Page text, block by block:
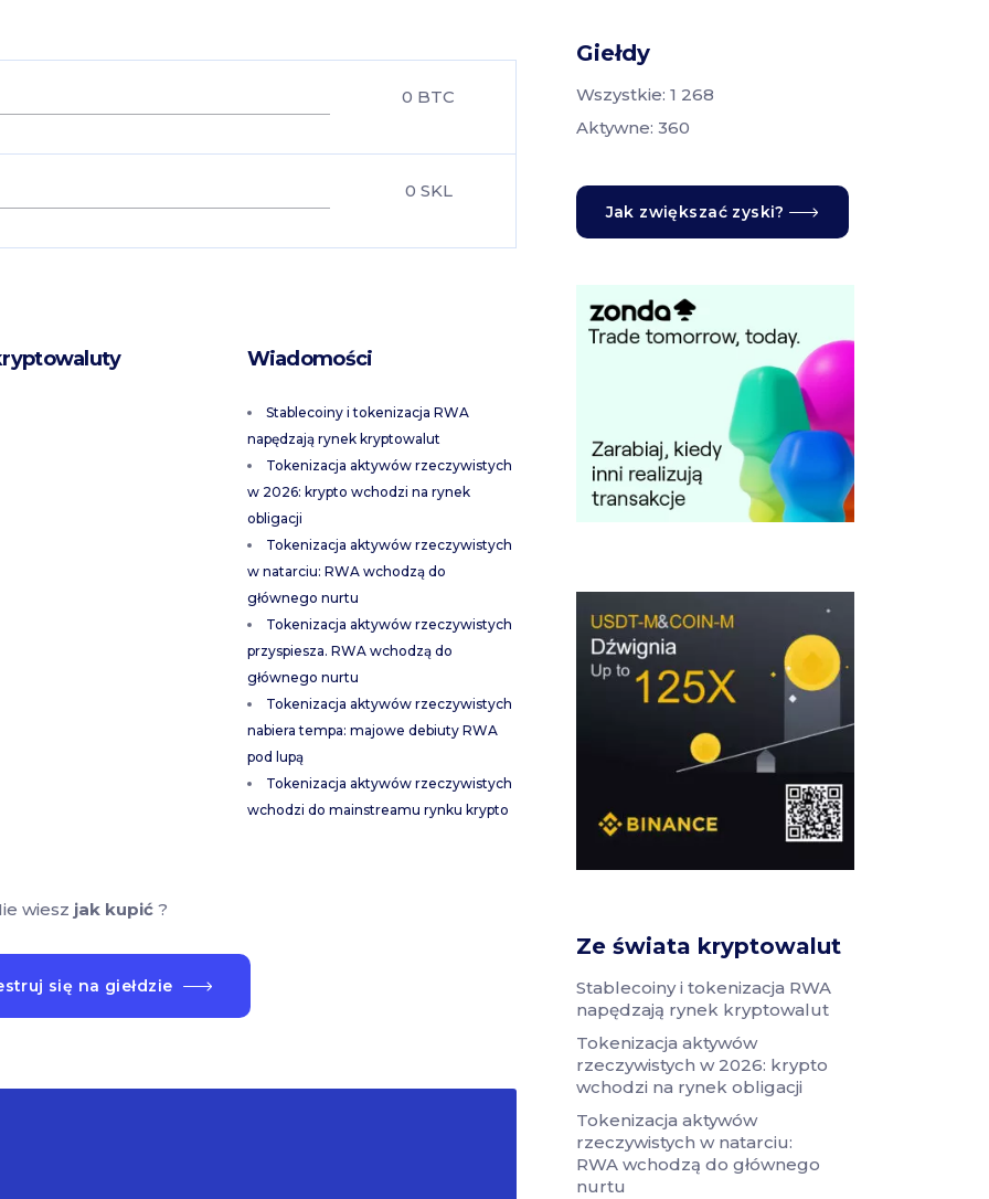
0 BTC
0 SKL
Wiadomości
Stablecoiny i tokenizacja RWA
napędzają rynek kryptowalut
Tokenizacja aktywów rzeczywistych
w 2026: krypto wchodzi na rynek
obligacji
Tokenizacja aktywów rzeczywistych
w natarciu: RWA wchodzą do
głównego nurtu
Tokenizacja aktywów rzeczywistych
przyspiesza. RWA wchodzą do
głównego nurtu
Tokenizacja aktywów rzeczywistych
nabiera tempa: majowe debiuty RWA
pod lupą
Tokenizacja aktywów rzeczywistych
wchodzi do mainstreamu rynku krypto
wiesz jak kupić?
się na giełdzie
Giełdy
Wszystkie: 1 268
Aktywne: 360
Jak zwiększać zyski?
Ze świata kryptowalut
Stablecoiny i tokenizacja RWA
napędzają rynek kryptowalut
Tokenizacja aktywów
rzeczywistych w 2026: krypto
wchodzi na rynek obligacji
Tokenizacja aktywów
rzeczywistych w natarciu:
RWA wchodzą do głównego
nurtu